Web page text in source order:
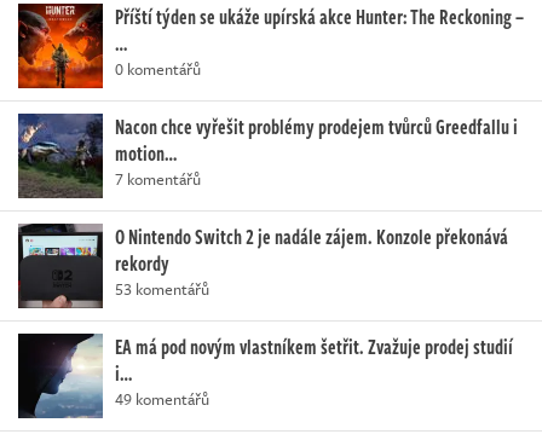
Příští týden se ukáže upírská akce Hunter: The Reckoning –
…
0 komentářů
Nacon chce vyřešit problémy prodejem tvůrců Greedfallu i
motion…
7 komentářů
O Nintendo Switch 2 je nadále zájem. Konzole překonává
rekordy
53 komentářů
EA má pod novým vlastníkem šetřit. Zvažuje prodej studií
i…
49 komentářů